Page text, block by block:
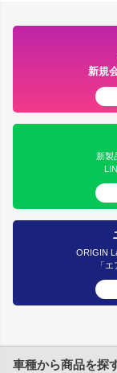
新規
新製
ORIGIN
「
車種から商品を探